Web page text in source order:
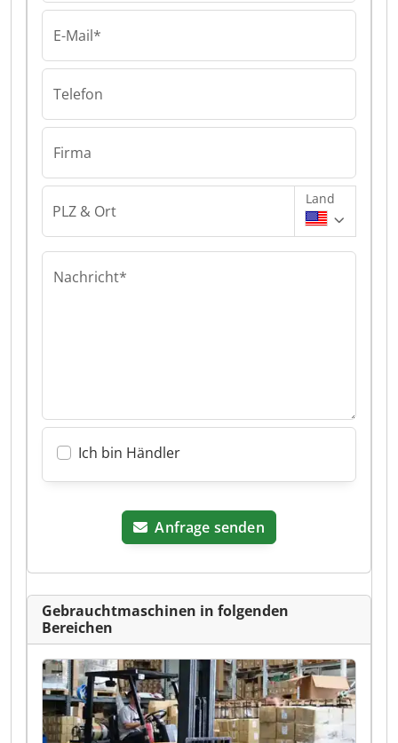
E-Mail*
Telefon
Firma
PLZ & Ort
Land
Nachricht*
Ich bin Händler
Anfrage senden
Gebrauchtmaschinen in folgenden
Bereichen